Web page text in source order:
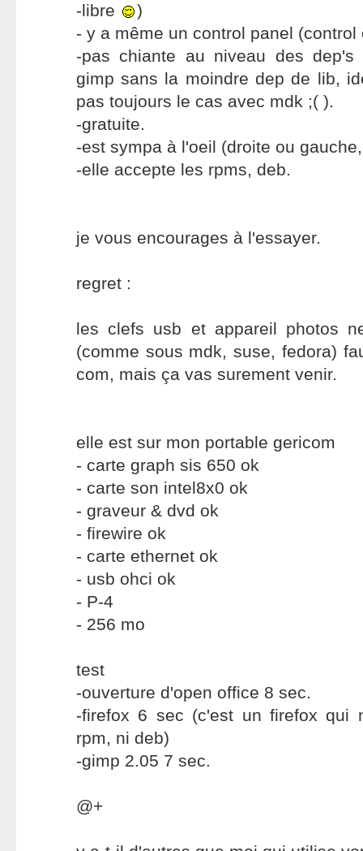
-libre
)
- y a même un control panel (control
-pas chiante au niveau des
gimp sans la moindre dep de lib,
pas toujours le cas avec mdk ;( ).
-gratuite.
-est sympa à l'oeil (droite ou
-elle accepte les rpms, deb.
je vous encourages à l'essayer.
regret :
les clefs usb et appareil photos
(comme sous mdk, suse, fedora)
com, mais ça vas surement venir.
elle est sur mon portable gericom
- carte graph sis 650 ok
- carte son intel8x0 ok
- graveur & dvd ok
- firewire ok
- carte ethernet ok
- usb ohci ok
- P-4
- 256 mo
test
-ouverture d'open office 8 sec.
-firefox 6 sec (c'est un firefox qui
rpm, ni deb)
-gimp 2.05 7 sec.
@+